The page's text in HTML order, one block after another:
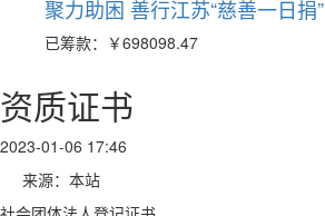
聚力助困 善行江苏“慈善一日捐”
已筹款： ￥698098.47
资质证书
2023-01-06 17:46
来源：本站